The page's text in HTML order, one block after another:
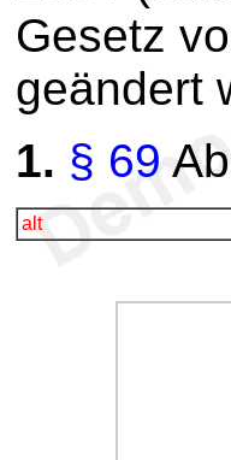
Gesetz
geändert
1. § 69
alt